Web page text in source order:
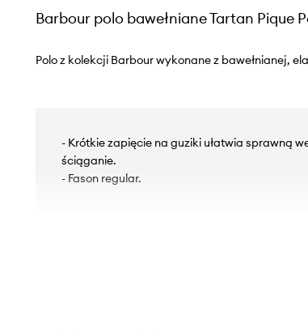
Barbour polo bawełniane Tartan Pique
Polo z kolekcji Barbour wykonane z bawełnianej,
- Krótkie zapięcie na guziki ułatwia sprawną
ściąganie.
- Fason regular.